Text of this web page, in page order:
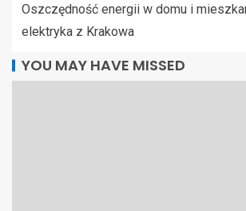
Oszczędność energii w domu i
elektryka z Krakowa
YOU MAY HAVE MISSED